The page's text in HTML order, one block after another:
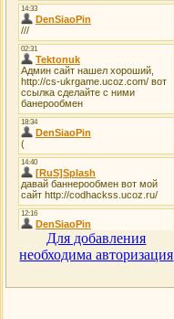
Для добавления
необходима авторизация